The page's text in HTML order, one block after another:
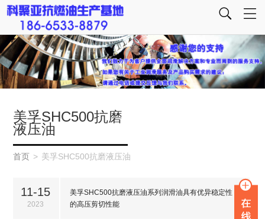
美孚SHC500抗磨
液压油
首页 > 美孚SHC500抗磨液压油
11-15
2023
美孚SHC500抗磨液压油系列润滑油具有优异稳定性
的高压剪切性能